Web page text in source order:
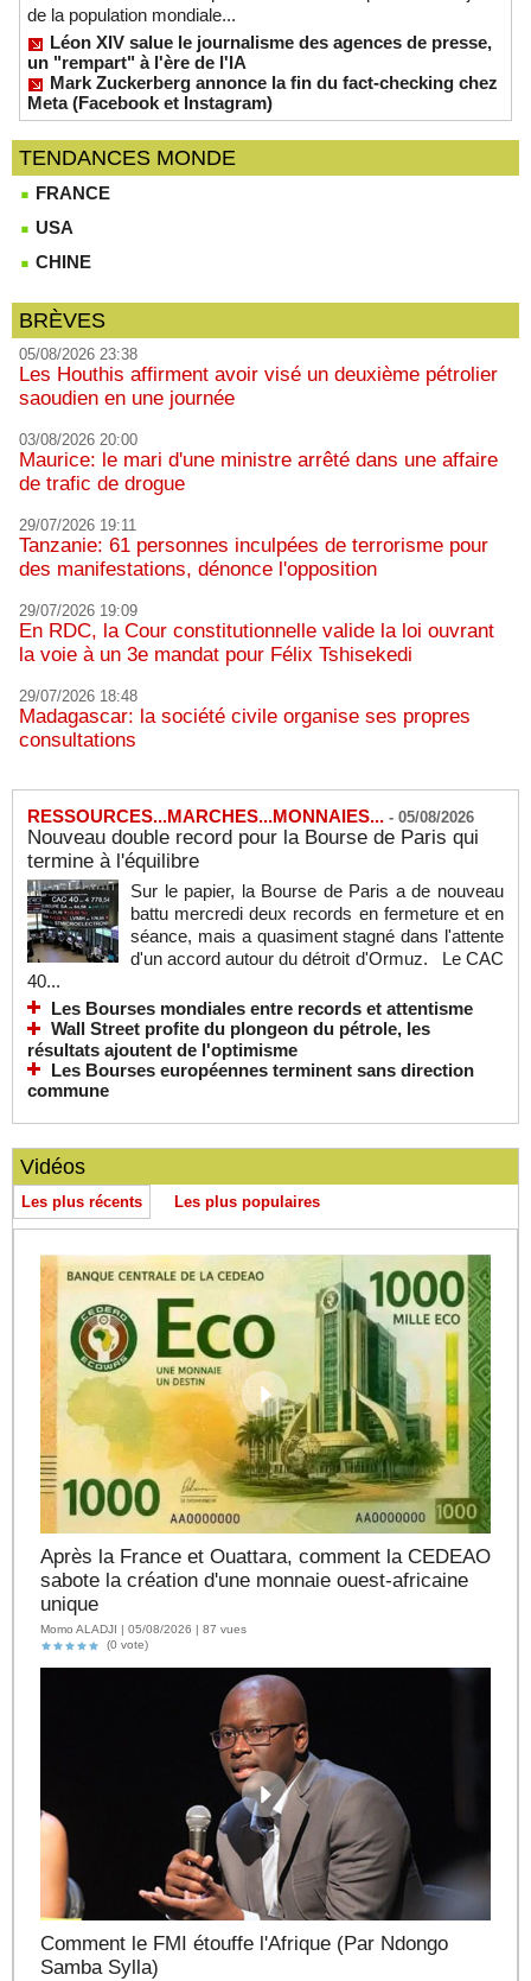
de la population mondiale...
Léon XIV salue le journalisme des agences de presse,
un "rempart" à l'ère de l'IA
Mark Zuckerberg annonce la fin du fact-checking chez
Meta (Facebook et Instagram)
TENDANCES MONDE
FRANCE
USA
CHINE
BRÈVES
05/08/2026 23:38
Les Houthis affirment avoir visé un deuxième pétrolier
saoudien en une journée
03/08/2026 20:00
Maurice: le mari d'une ministre arrêté dans une affaire
de trafic de drogue
29/07/2026 19:11
Tanzanie: 61 personnes inculpées de terrorisme pour
des manifestations, dénonce l'opposition
29/07/2026 19:09
En RDC, la Cour constitutionnelle valide la loi ouvrant
la voie à un 3e mandat pour Félix Tshisekedi
29/07/2026 18:48
Madagascar: la société civile organise ses propres
consultations
RESSOURCES...MARCHES...MONNAIES... - 05/08/2026
Nouveau double record pour la Bourse de Paris qui
termine à l'équilibre
Sur le papier, la Bourse de Paris a de nouveau
battu mercredi deux records en fermeture et en
séance, mais a quasiment stagné dans l'attente
d'un accord autour du détroit d'Ormuz. Le CAC
40...
Les Bourses mondiales entre records et attentisme
Wall Street profite du plongeon du pétrole, les
résultats ajoutent de l'optimisme
Les Bourses européennes terminent sans direction
commune
Vidéos
Les plus récents Les plus populaires
Après la France et Ouattara, comment la CEDEAO
sabote la création d'une monnaie ouest-africaine
unique
Momo ALADJI | 05/08/2026 | 87 vues
(0 vote)
Comment le FMI étouffe l'Afrique (Par Ndongo
Samba Sylla)